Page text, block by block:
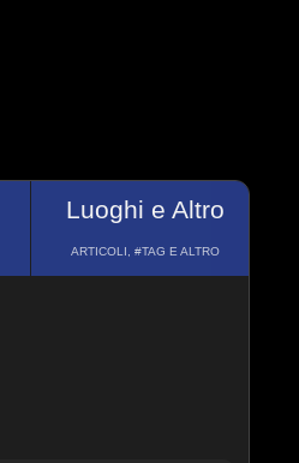
Luoghi e Altro
ARTICOLI, #TAG E ALTRO